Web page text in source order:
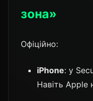
зона»
Офіційно:
iPhone: у
Навіть Apple